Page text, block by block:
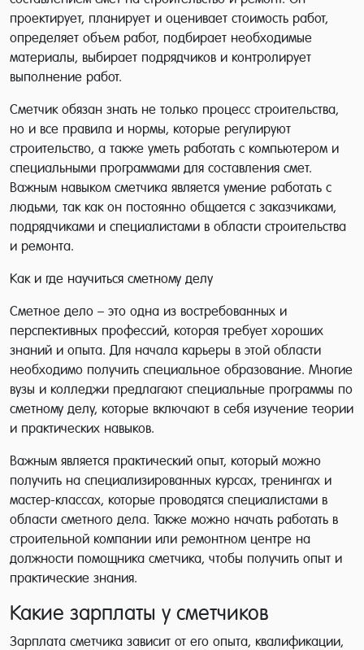
проектирует, планирует и оценивает стоимость работ,
определяет объем работ, подбирает необходимые
материалы, выбирает подрядчиков и контролирует
выполнение работ.
Сметчик обязан знать не только процесс строительства,
но и все правила и нормы, которые регулируют
строительство, а также уметь работать с компьютером и
специальными программами для составления смет.
Важным навыком сметчика является умение работать с
людьми, так как он постоянно общается с заказчиками,
подрядчиками и специалистами в области строительства
и ремонта.
Как и где научиться сметному делу
Сметное дело – это одна из востребованных и
перспективных профессий, которая требует хороших
знаний и опыта. Для начала карьеры в этой области
необходимо получить специальное образование. Многие
вузы и колледжи предлагают специальные программы по
сметному делу, которые включают в себя изучение теории
и практических навыков.
Важным является практический опыт, который можно
получить на специализированных курсах, тренингах и
мастер-классах, которые проводятся специалистами в
области сметного дела. Также можно начать работать в
строительной компании или ремонтном центре на
должности помощника сметчика, чтобы получить опыт и
практические знания.
Какие зарплаты у сметчиков
Зарплата сметчика зависит от его опыта, квалификации,